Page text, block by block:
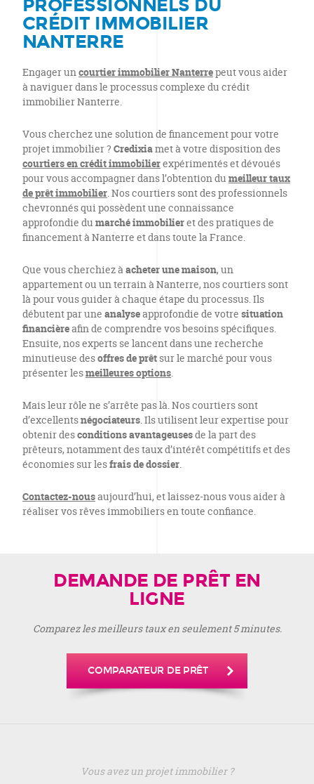
PROFESSIONNELS DU
CRÉDIT IMMOBILIER
NANTERRE
Engager uncourtier immobilier Nanterrepeut vous aider
à naviguer dans le processus complexe du crédit
immobilier Nanterre.
Vous cherchez une solution de financement pour votre
projet immobilier ? Credixiamet à votre disposition des
courtiers en crédit immobilierexpérimentés et dévoués
pour vous accompagner dans l’obtention du meilleur taux
de prêt immobilier. Nos courtiers sont des professionnels
chevronnés qui possèdent une connaissance
approfondie du marché immobilieret des pratiques de
financement à Nanterre et dans toute la France.
Que vous cherchiez àacheter une maison, un
appartement ou un terrain à Nanterre, nos courtiers sont
là pour vous guider à chaque étape du processus. Ils
débutent par une analyseapprofondie de votre situation
financièreafin de comprendre vos besoins spécifiques.
Ensuite, nos experts se lancent dans une recherche
minutieuse desoffres de prêt sur le marché pour vous
présenter lesmeilleures options.
Mais leur rôle ne s’arrête pas là. Nos courtiers sont
d’excellentsnégociateurs. Ils utilisent leur expertise pour
obtenir desconditions avantageusesde la part des
prêteurs, notamment des taux d’intérêt compétitifs et des
économies sur lesfrais de dossier.
Contactez-nousaujourd’hui, et laissez-nous vous aider à
réaliser vos rêves immobiliers en toute confiance.
DEMANDE DE PRÊT EN
LIGNE
Comparez les meilleurs taux en seulement 5 minutes.
COMPARATEUR DE PRÊT
Vous avez un projet immobilier ?